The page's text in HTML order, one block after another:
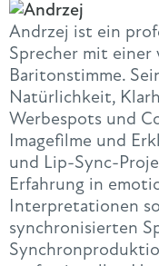
Andrzej ist ein
Sprecher mit einer
Baritonstimme.
Natürlichkeit,
Werbespots und
Imagefilme und
und Lip-Sync-
Erfahrung in
Interpretationen
synchronisierten